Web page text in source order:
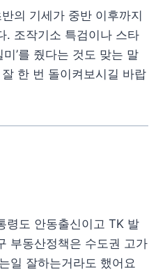
의 기세가 중반 이후까지
. 조작기소 특검이나 스타
’를 줬다는 것도 맞는 말
한 번 돌이켜보시길 바랍
령도 안동출신이고 TK 발
부동산정책은 수도권 고가
일 잘하는거라도 했어요